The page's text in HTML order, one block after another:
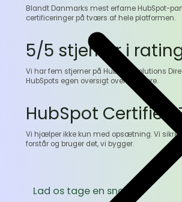
Blandt Danmarks mest erfarne HubSpot-
certificeringer på tværs af hele platformen.
5/5 stjerner i
Vi har fem stjerner på HubSpot Solutions
HubSpots egen oversigt over partnere.
HubSpot Certified
Vi hjælper ikke kun med opsætning. Vi
forstår og bruger det, vi bygger.
Lad os tage en snak